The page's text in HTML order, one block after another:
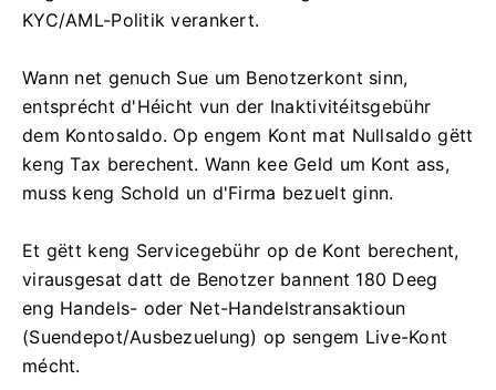
KYC/AML-Politik verankert.
Wann net genuch Sue um Benotzerkont sinn,
entsprécht d'Héicht vun der Inaktivitéitsgebühr
dem Kontosaldo. Op engem Kont mat Nullsaldo gëtt
keng Tax berechent. Wann kee Geld um Kont ass,
muss keng Schold un d'Firma bezuelt ginn.
Et gëtt keng Servicegebühr op de Kont berechent,
virausgesat datt de Benotzer bannent 180 Deeg
eng Handels- oder Net-Handelstransaktioun
(Suendepot/Ausbezuelung) op sengem Live-Kont
mécht.